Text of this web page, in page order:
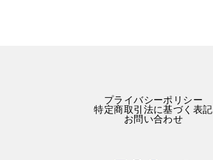
プライバシーポリシー
特定商取引法に基づく表記
お問い合わせ